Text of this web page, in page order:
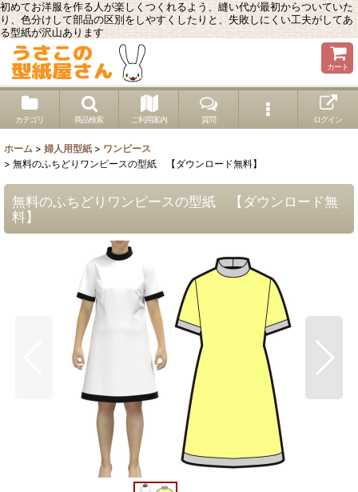
初めてお洋服を作る人が楽しくつくれるよう、縫い代が最初からついていた
り、色分けして部品の区別をしやすくしたりと、失敗しにくい工夫がしてあ
る型紙が沢山あります
カート
カテゴリ 商品検索 ご利用案内 質問 ログイン
ホーム > 婦人用型紙 > ワンピース
> 無料のふちどりワンピースの型紙 【ダウンロード無料】
無料のふちどりワンピースの型紙 【ダウンロード無
料】